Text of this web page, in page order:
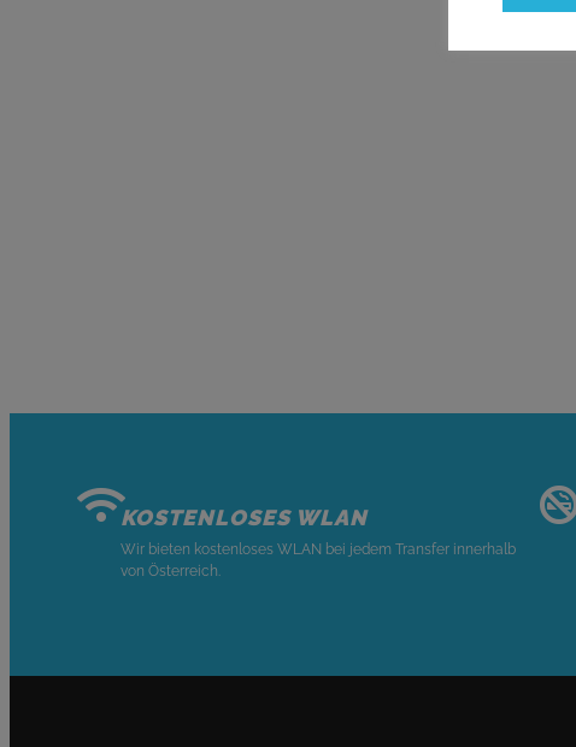
KOSTENLOSES WLAN
Wir bieten kostenloses WLAN bei jedem Transfer innerhalb
von Österreich.